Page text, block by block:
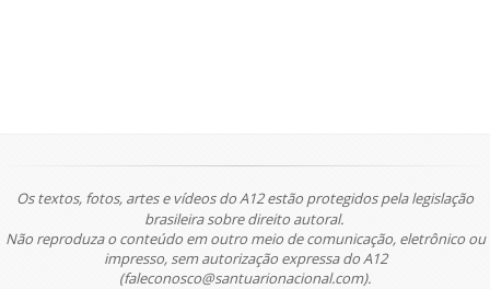
Os textos, fotos, artes e vídeos do A12 estão protegidos pela legislação
brasileira sobre direito autoral.
Não reproduza o conteúdo em outro meio de comunicação, eletrônico ou
impresso, sem autorização expressa do A12
(faleconosco@santuarionacional.com).